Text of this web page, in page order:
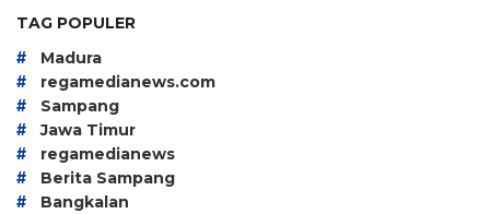
TAG POPULER
# Madura
# regamedianews.com
# Sampang
# Jawa Timur
# regamedianews
# Berita Sampang
#
Bangkalan